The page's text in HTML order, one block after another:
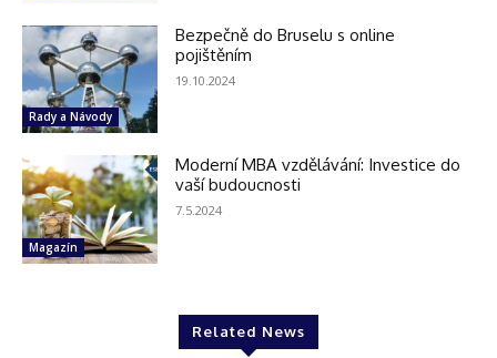
Rady a Návody
Bezpečně do Bruselu s online
pojištěním
19.10.2024
Magazín
Moderní MBA vzdělávání: Investice do
vaší budoucnosti
7.5.2024
Related News